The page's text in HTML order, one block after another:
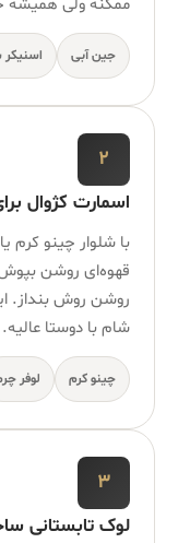
ممکنه ولی همیشه
جین آبی
۲
اسمارت کژوال
با شلوار چینو
قهوه‌ای روشن بپوش
روشن روش بنداز.
شام با دوستا عالیه.
چینو کرم لوفر
۳
لوک تابستانی